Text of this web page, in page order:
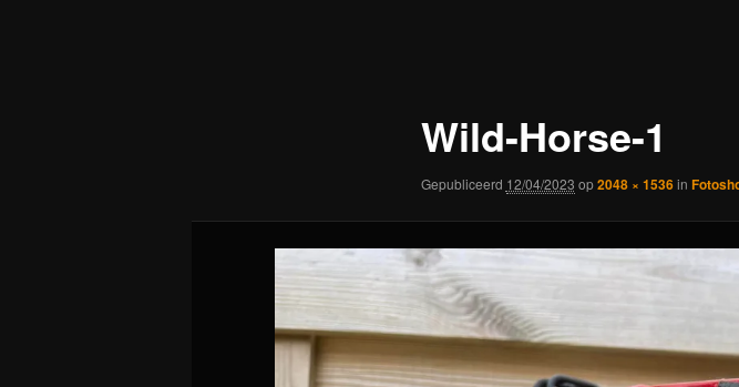
Wild-Horse-1
Gepubliceerd 12/04/2023 op2048 × 1536in